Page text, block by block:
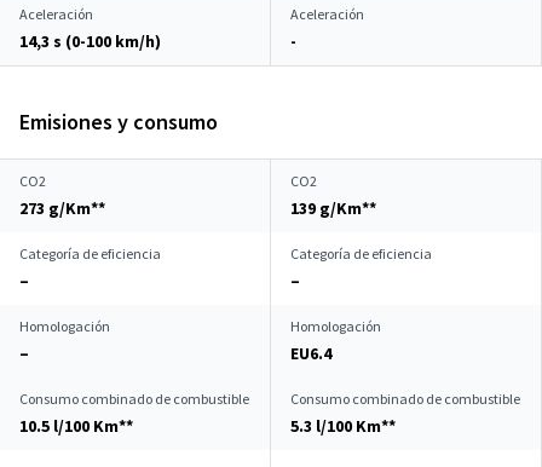
Aceleración
14,3 s (0-100 km/h)
Aceleración
-
Emisiones y consumo
CO2
273 g/Km**
CO2
139 g/Km**
Categoría de eficiencia
–
Categoría de eficiencia
–
Homologación
–
Homologación
EU6.4
Consumo combinado de combustible
10.5 l/100 Km**
Consumo combinado de combustible
5.3 l/100 Km**